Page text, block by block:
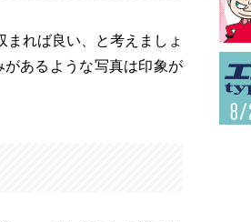
れば良い、と考えましょ
あるような写真は印象が